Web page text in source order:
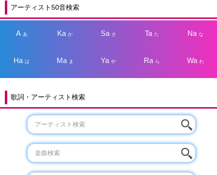
アーティスト50音検索
A あ Kaか Sa さ Taた Na な
Haは Ma ま Yaや Ra ら Wa わ
歌詞・アーティスト検索